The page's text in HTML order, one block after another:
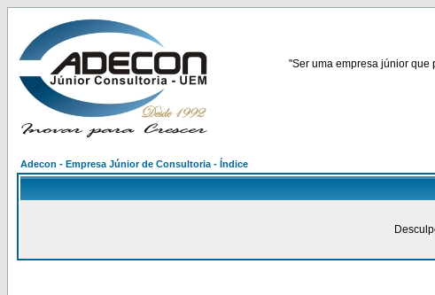
"Ser uma empresa júnior que
Adecon - Empresa Júnior de Consultoria - Índice